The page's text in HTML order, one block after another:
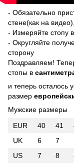
- Обязательно
стене(как на
- Измеряйте стопу
- Округляйте
сторону
Поздравляем!
стопы в
и теперь осталось
размер
Мужские размеры
EUR
40 41
UK
6 7
US
7 8